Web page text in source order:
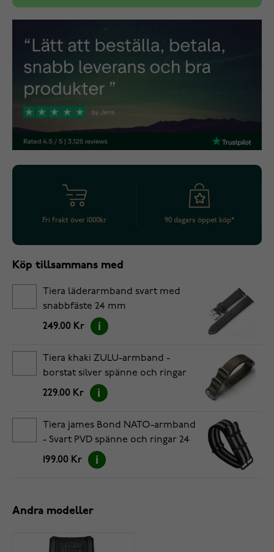
Fri frakt över 1000kr 90 dagars öppet köp*
Köp tillsammans med
Tiera läderarmband svart med
snabbfäste 24 mm
249.00 Kr
Tiera khaki ZULU-armband -
borstat silver spänne och ringar
24 mm
229.00 Kr
Tiera james Bond NATO-armband
- Svart PVD spänne och ringar 24
mm
199.00 Kr
Andra modeller